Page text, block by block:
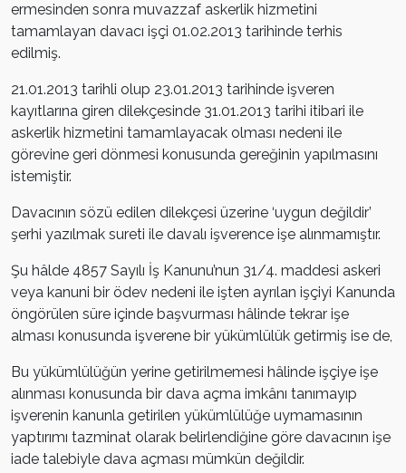
ermesinden sonra muvazzaf askerlik hizmetini
tamamlayan davacı işçi 01.02.2013 tarihinde terhis
edilmiş.
21.01.2013 tarihli olup 23.01.2013 tarihinde işveren
kayıtlarına giren dilekçesinde 31.01.2013 tarihi itibari ile
askerlik hizmetini tamamlayacak olması nedeni ile
görevine geri dönmesi konusunda gereğinin yapılmasını
istemiştir.
Davacının sözü edilen dilekçesi üzerine ‘uygun değildir’
şerhi yazılmak sureti ile davalı işverence işe alınmamıştır.
Şu hâlde 4857 Sayılı İş Kanunu’nun 31/4. maddesi askeri
veya kanuni bir ödev nedeni ile işten ayrılan işçiyi Kanunda
öngörülen süre içinde başvurması hâlinde tekrar işe
alması konusunda işverene bir yükümlülük getirmiş ise de,
Bu yükümlülüğün yerine getirilmemesi hâlinde işçiye işe
alınması konusunda bir dava açma imkânı tanımayıp
işverenin kanunla getirilen yükümlülüğe uymamasının
yaptırımı tazminat olarak belirlendiğine göre davacının işe
iade talebiyle dava açması mümkün değildir.